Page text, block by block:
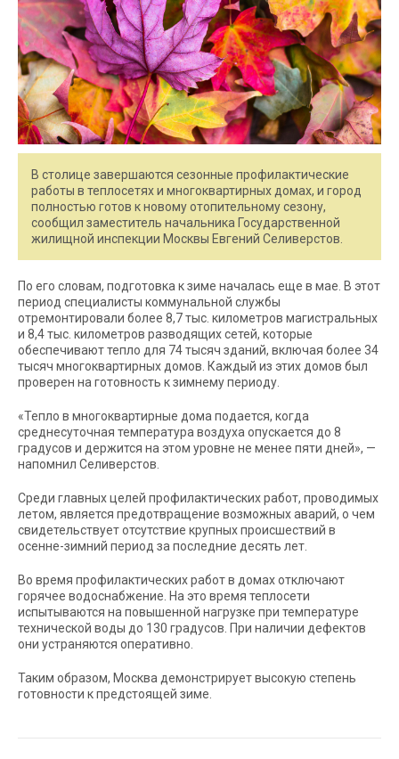
В столице завершаются сезонные профилактические
работы в теплосетях и многоквартирных домах, и город
полностью готов к новому отопительному сезону,
сообщил заместитель начальника Государственной
жилищной инспекции Москвы Евгений Селиверстов.
По его словам, подготовка к зиме началась еще в мае. В этот
период специалисты коммунальной службы
отремонтировали более 8,7 тыс. километров магистральных
и 8,4 тыс. километров разводящих сетей, которые
обеспечивают тепло для 74 тысяч зданий, включая более 34
тысяч многоквартирных домов. Каждый из этих домов был
проверен на готовность к зимнему периоду.
«Тепло в многоквартирные дома подается, когда
среднесуточная температура воздуха опускается до 8
градусов и держится на этом уровне не менее пяти дней», —
напомнил Селиверстов.
Среди главных целей профилактических работ, проводимых
летом, является предотвращение возможных аварий, о чем
свидетельствует отсутствие крупных происшествий в
осенне-зимний период за последние десять лет.
Во время профилактических работ в домах отключают
горячее водоснабжение. На это время теплосети
испытываются на повышенной нагрузке при температуре
технической воды до 130 градусов. При наличии дефектов
они устраняются оперативно.
Таким образом, Москва демонстрирует высокую степень
готовности к предстоящей зиме.